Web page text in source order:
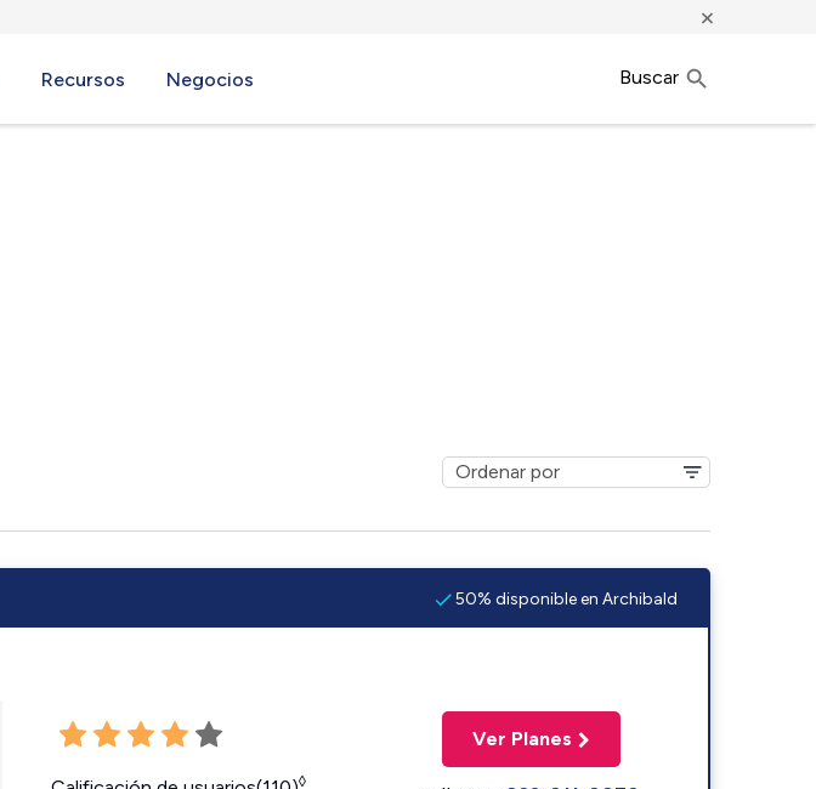
×
Recursos Negocios Buscar
50% disponible en Archibald
◊
Ver Planes